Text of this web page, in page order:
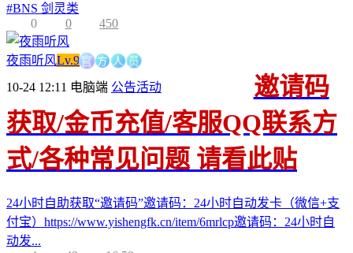
#BNS 剑灵类
0
0 450
夜雨听风Lv.9官方人员
10-24 12:11 电脑端 公告活动
邀请码
获取/金币充值/客服QQ联系方
式/各种常见问题 请看此贴
24小时自助获取“邀请码”邀请码：24小时自动发卡（微信+支
付宝）https://www.yishengfk.cn/item/6mrlcp邀请码：24小时自
动发...